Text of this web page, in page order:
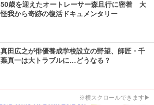
50歳を迎えたオートレーサー森且行に密着 大
怪我から奇跡の復活ドキュメンタリー
真田広之が俳優養成学校設立の野望、師匠・千
葉真一は大トラブルに…どうなる？
※横スクロールできます▶